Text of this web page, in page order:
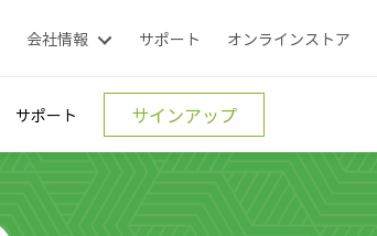
会社情報 サポート オンラインストア
サポート サインアップ